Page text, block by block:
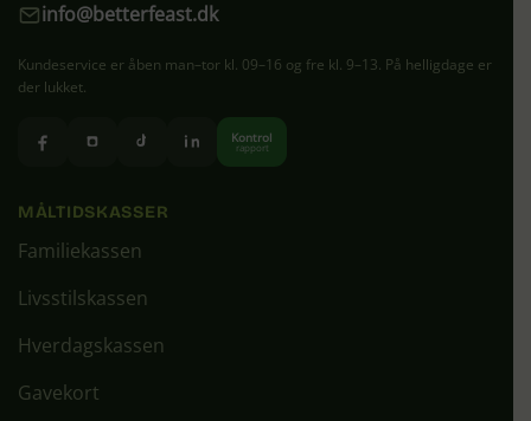
info@betterfeast.dk
Kundeservice er åben man–tor kl. 09–16 og fre kl. 9–13. På helligdage er
der lukket.
Kontrol
rapport
MÅLTIDSKASSER
Familiekassen
Livsstilskassen
Hverdagskassen
Gavekort